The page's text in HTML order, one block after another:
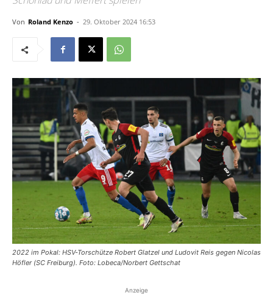
Von Roland Kenzo - 29. Oktober 2024 16:53
2022 im Pokal: HSV-Torschütze Robert Glatzel und Ludovit Reis gegen Nicolas
Höfler (SC Freiburg). Foto: Lobeca/Norbert Gettschat
Anzeige